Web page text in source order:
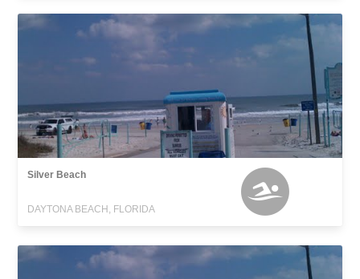
Silver Beach
DAYTONA BEACH, FLORIDA